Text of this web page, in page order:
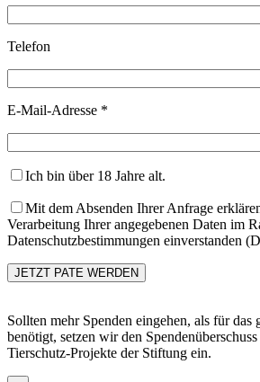
Telefon
E-Mail-Adresse *
Ich bin über 18 Jahre alt.
Mit dem Absenden Ihrer Anfrage
Verarbeitung Ihrer angegebenen Daten im
Datenschutzbestimmungen einverstanden
Sollten mehr Spenden eingehen, als für das
benötigt, setzen wir den
Tierschutz-Projekte der Stiftung ein.